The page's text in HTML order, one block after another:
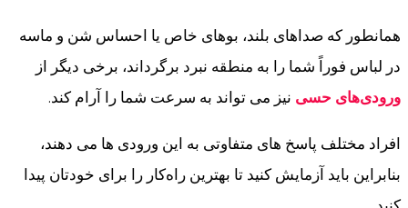
همانطور که صداهای بلند، بوهای خاص یا احساس شن و ماسه
در لباس فوراً شما را به منطقه نبرد برگرداند، برخی دیگر از
ورودی‌های حسی نیز می تواند به سرعت شما را آرام کند.
افراد مختلف پاسخ های متفاوتی به این ورودی ها می دهند،
بنابراین باید آزمایش کنید تا بهترین راه‌کار را برای خودتان پیدا